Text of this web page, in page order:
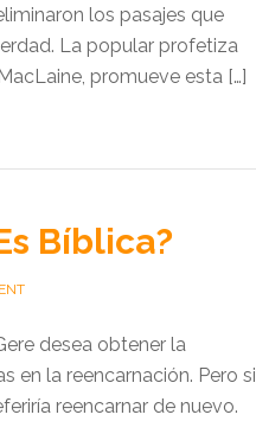
los pasajes que
La popular profetiza
promueve esta […]
Bíblica?
desea obtener la
en la reencarnación. Pero si
reencarnar de nuevo.